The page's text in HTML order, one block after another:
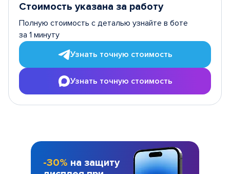
Стоимость указана за работу
Полную стоимость с деталью узнайте в боте
за 1 минуту
Узнать точную стоимость
Узнать точную стоимость
-30% на защиту